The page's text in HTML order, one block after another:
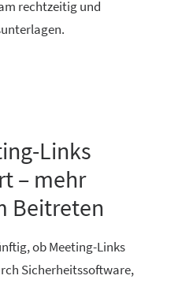
rechtzeitig und
Links
– mehr
Beitreten
ob Meeting-Links
Sicherheitssoftware,